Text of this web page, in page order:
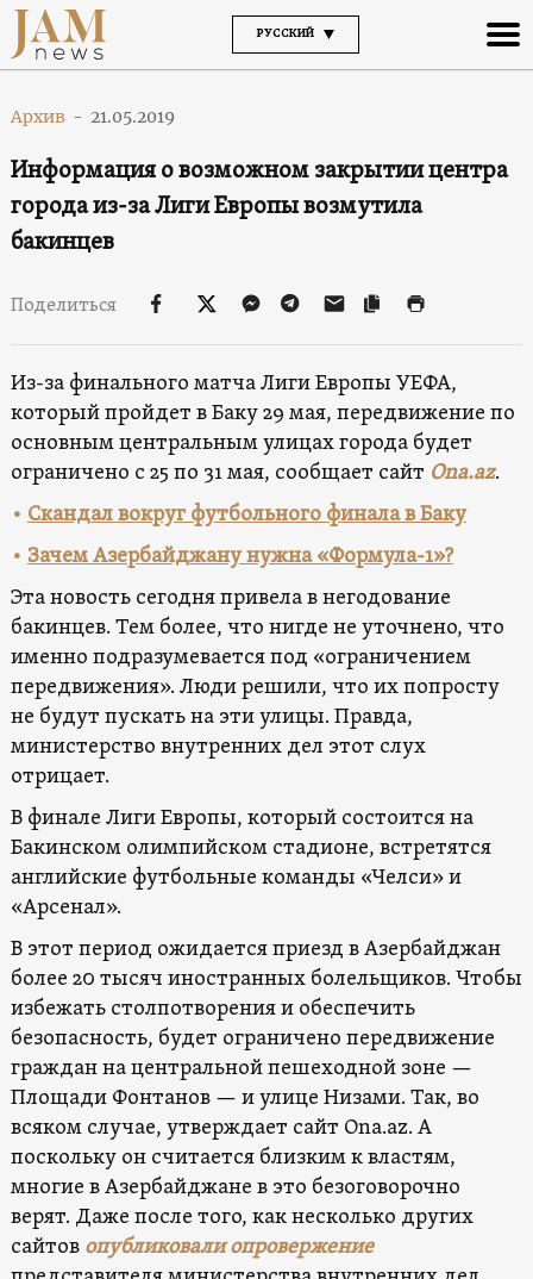
РУССКИЙ
Архив - 21.05.2019
Информация о возможном закрытии центра
города из-за Лиги Европы возмутила
бакинцев
Поделиться
Из-за финального матча Лиги Европы УЕФА,
который пройдет в Баку 29 мая, передвижение по
основным центральным улицах города будет
ограничено с 25 по 31 мая, сообщает сайт Ona.az.
• Скандал вокруг футбольного финала в Баку
• Зачем Азербайджану нужна «Формула-1»?
Эта новость сегодня привела в негодование
бакинцев. Тем более, что нигде не уточнено, что
именно подразумевается под «ограничением
передвижения». Люди решили, что их попросту
не будут пускать на эти улицы. Правда,
министерство внутренних дел этот слух
отрицает.
В финале Лиги Европы, который состоится на
Бакинском олимпийском стадионе, встретятся
английские футбольные команды «Челси» и
«Арсенал».
В этот период ожидается приезд в Азербайджан
более 20 тысяч иностранных болельщиков. Чтобы
избежать столпотворения и обеспечить
безопасность, будет ограничено передвижение
граждан на центральной пешеходной зоне —
Площади Фонтанов — и улице Низами. Так, во
всяком случае, утверждает сайт Ona.az. А
поскольку он считается близким к властям,
многие в Азербайджане в это безоговорочно
верят. Даже после того, как несколько других
сайтов опубликовали опровержение